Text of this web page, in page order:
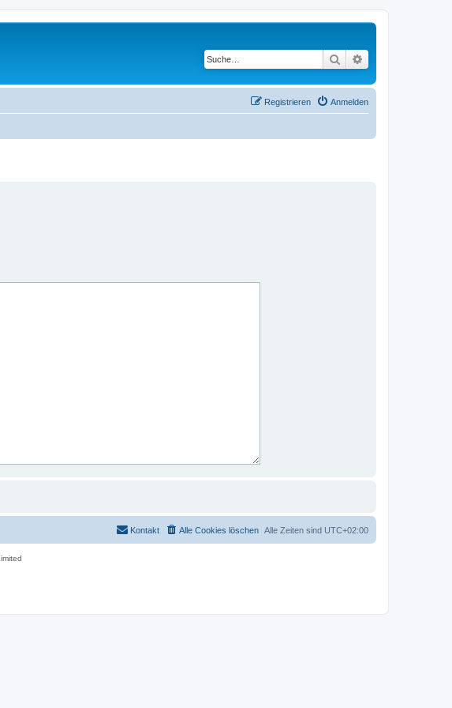
Suche
Anmelden
Registrieren
Alle Zeiten sind UTC+02:00
Alle Cookies löschen
Kontakt